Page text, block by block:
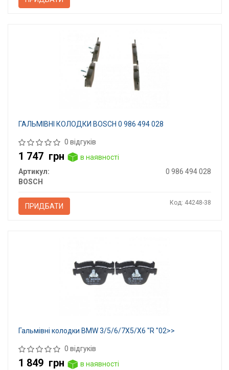
ГАЛЬМІВНІ КОЛОДКИ BOSCH 0 986 494 028
0 відгуків
1 747 грн
в наявності
Артикул:
0 986 494 028
BOSCH
ПРИДБАТИ Код: 44248-38
Гальмівні колодки BMW 3/5/6/7X5/X6 "R "02>>
0 відгуків
1 849 грн
в наявності